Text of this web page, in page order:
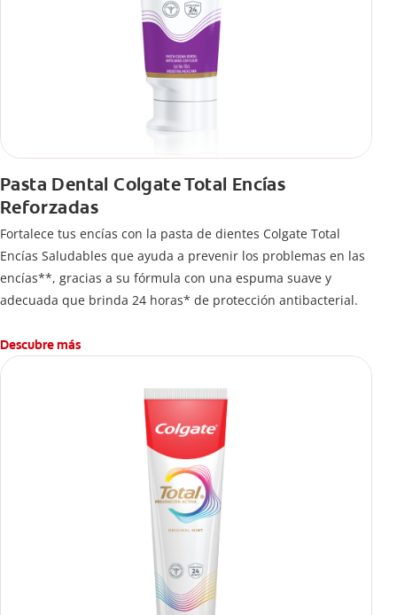
Pasta Dental Colgate Total Encías
Reforzadas
Fortalece tus encías con la pasta de dientes Colgate Total
Encías Saludables que ayuda a prevenir los problemas en las
encías**, gracias a su fórmula con una espuma suave y
adecuada que brinda 24 horas* de protección antibacterial.
Descubre más